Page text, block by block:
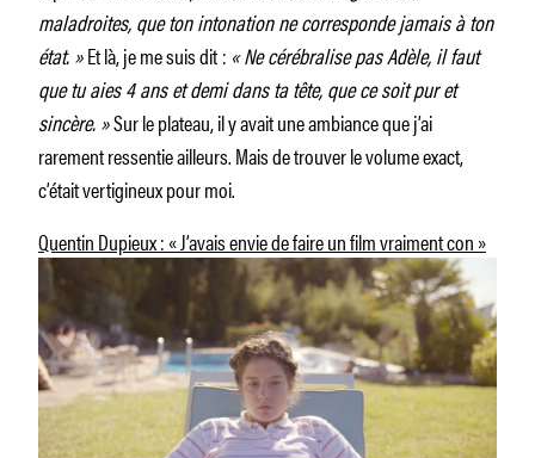
maladroites, que ton intonation ne corresponde jamais à ton
état. »Et là, je me suis dit : « Ne cérébralise pas Adèle, il faut
que tu aies 4 ans et demi dans ta tête, que ce soit pur et
sincère. »Sur le plateau, il y avait une ambiance que j’ai
rarement ressentie ailleurs. Mais de trouver le volume exact,
c’était vertigineux pour moi.
Quentin Dupieux : « J’avais envie de faire un film vraiment con »